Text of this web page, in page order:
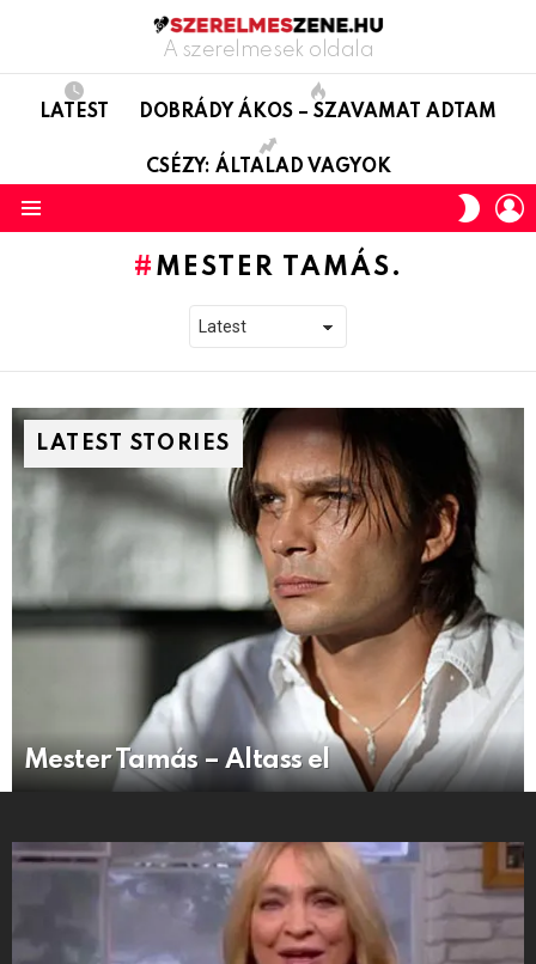
A szerelmesek oldala
LATEST DOBRÁDY ÁKOS – SZAVAMAT ADTAM
CSÉZY: ÁLTALAD VAGYOK
SKIN
MESTER TAMÁS.
LATEST STORIES
Mester Tamás – Altass el